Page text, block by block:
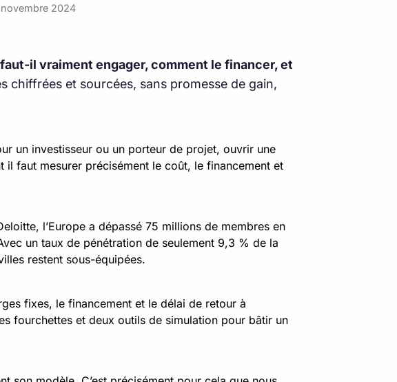
2024
il vraiment engager, comment le financer, et
chiffrées et sourcées, sans promesse de gain,
un investisseur ou un porteur de projet, ouvrir une
faut mesurer précisément le coût, le financement et
l’Europe a dépassé 75 millions de membres en
un taux de pénétration de seulement 9,3 % de la
restent sous-équipées.
fixes, le financement et le délai de retour à
fourchettes et deux outils de simulation pour bâtir un